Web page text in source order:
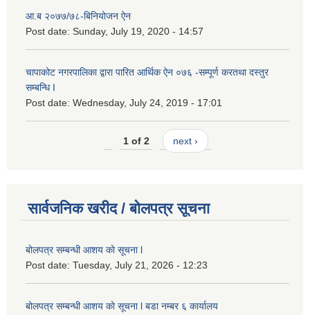
आ.ब २०७७/७८-बिनियोजन ऐन
Post date: Sunday, July 19, 2020 - 14:57
चापाकोट नगरपालिका द्वारा पारित आर्थिक ऐन ०७६ -सम्पूर्ण करतथा दस्तुर
सम्बन्धि I
Post date: Wednesday, July 24, 2019 - 17:01
1 of 2 next ›
सार्वजनिक खरीद / बोलपत्र सूचना
बोलपत्र सम्बन्धी आशय को सूचना l
Post date: Tuesday, July 21, 2026 - 12:23
बोलपत्र सम्बन्धी आशय को सूचना l बडा नम्बर ६ कार्यालय